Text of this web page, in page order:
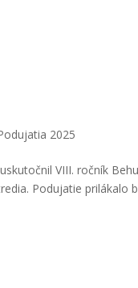
2025
VIII. ročník
Podujatie prilákalo